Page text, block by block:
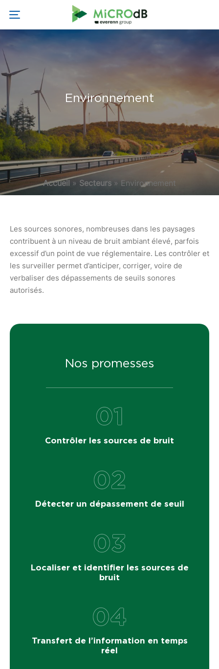
Environnement
Accueil » Secteurs » Environnement
Les sources sonores, nombreuses dans les paysages
contribuent à un niveau de bruit ambiant élevé, parfois
excessif d’un point de vue réglementaire. Les contrôler et
les surveiller permet d’anticiper, corriger, voire de
verbaliser des dépassements de seuils sonores
autorisés.
Nos promesses
01
Contrôler les sources de bruit
02
Détecter un dépassement de seuil
03
Localiser et identifier les sources de
bruit
04
Transfert de l’information en temps
réel